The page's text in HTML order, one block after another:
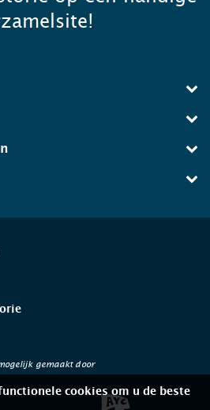
gemaakt door
cookies om u de beste